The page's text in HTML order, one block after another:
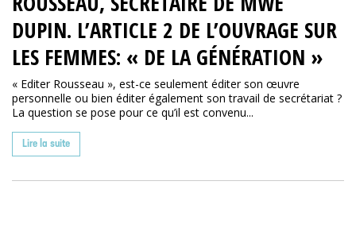
DUPIN. L’ARTICLE 2 DE L’OUVRAGE SUR
LES FEMMES: « DE LA GÉNÉRATION »
« Editer Rousseau », est-ce seulement éditer son œuvre
personnelle ou bien éditer également son travail de secrétariat ?
La question se pose pour ce qu’il est convenu...
Lire la suite